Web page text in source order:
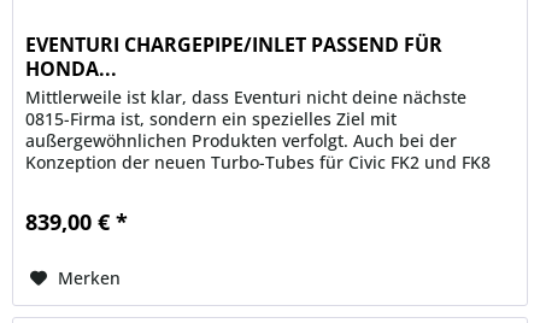
EVENTURI CHARGEPIPE/INLET PASSEND FÜR
HONDA...
Mittlerweile ist klar, dass Eventuri nicht deine nächste
0815-Firma ist, sondern ein spezielles Ziel mit
außergewöhnlichen Produkten verfolgt. Auch bei der
Konzeption der neuen Turbo-Tubes für Civic FK2 und FK8
839,00 € *
Merken